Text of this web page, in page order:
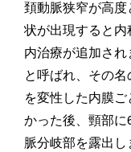
頚動脈狭窄が高
状が出現すると
内治療が追加さ
と呼ばれ、その
を変性した内膜
かった後、頸部
脈分岐部を露出